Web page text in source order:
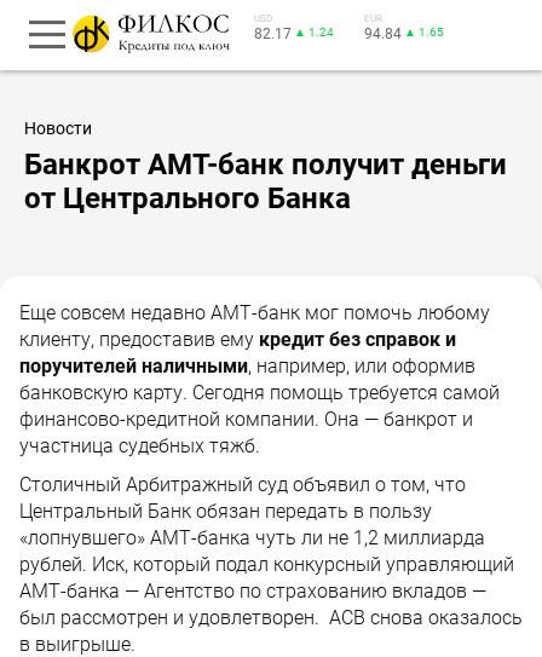
USD
82.17 ▲ 1.24
EUR
94.84 ▲ 1.65
Новости
Банкрот АМТ-банк получит деньги
от Центрального Банка
Еще совсем недавно АМТ-банк мог помочь любому
клиенту, предоставив ему кредит без справок и
поручителей наличными, например, или оформив
банковскую карту. Сегодня помощь требуется самой
финансово-кредитной компании. Она — банкрот и
участница судебных тяжб.
Столичный Арбитражный суд объявил о том, что
Центральный Банк обязан передать в пользу
«лопнувшего» АМТ-банка чуть ли не 1,2 миллиарда
рублей. Иск, который подал конкурсный управляющий
АМТ-банка — Агентство по страхованию вкладов —
был рассмотрен и удовлетворен. АСВ снова оказалось
в выигрыше.